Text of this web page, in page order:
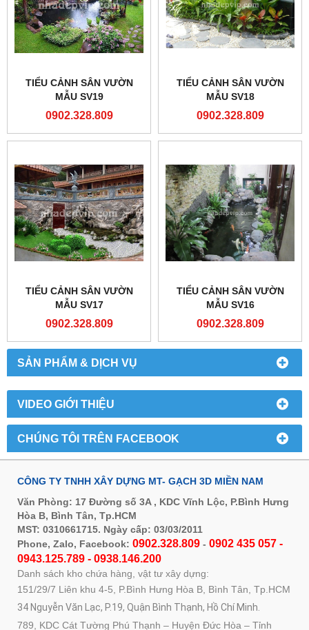
SẢN PHẨM & DỊCH VỤ
VIDEO GIỚI THIỆU
CHÚNG TÔI TRÊN FACEBOOK
TIỂU CẢNH SÂN VƯỜN
MẪU SV19
0902.328.809
TIỂU CẢNH SÂN VƯỜN
MẪU SV18
0902.328.809
TIỂU CẢNH SÂN VƯỜN
MẪU SV17
0902.328.809
TIỂU CẢNH SÂN VƯỜN
MẪU SV16
0902.328.809
CÔNG TY TNHH XÂY DỰNG MT- GẠCH 3D MIỀN NAM
Văn Phòng: 17 Đường số 3A , KDC Vĩnh Lộc, P.Bình Hưng
Hòa B, Bình Tân, Tp.HCM
MST: 0310661715. Ngày cấp: 03/03/2011
Phone, Zalo, Facebook: 0902.328.809 - 0902 435 057 -
0943.125.789 - 0938.146.200
Danh sách kho chứa hàng, vật tư xây dựng:
151/29/7 Liên khu 4-5, P.Bình Hưng Hòa B, Bình Tân, Tp.HCM
34 Nguyễn Văn Lạc, P.19, Quận Bình Thạnh, Hồ Chí Minh.
789, KDC Cát Tường Phú Thạnh – Huyện Đức Hòa – Tỉnh